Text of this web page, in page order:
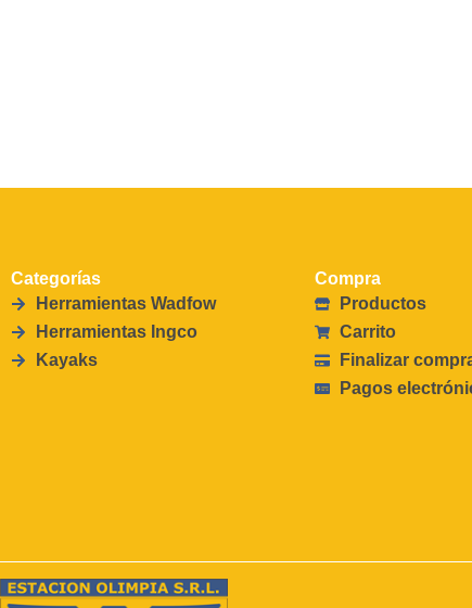
Categorías
Herramientas Wadfow
Herramientas Ingco
Kayaks
Compra
Productos
Carrito
Finalizar
Pagos